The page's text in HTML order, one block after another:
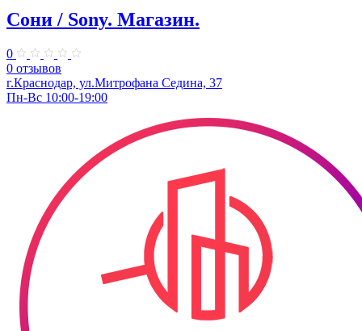
Сони / Sony. Магазин.
0
0 отзывов
г.Краснодар, ул.Митрофана Седина, 37
Пн-Вс 10:00-19:00